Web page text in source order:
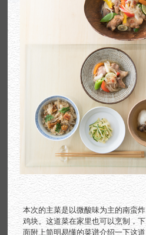
本次的主菜是以微酸味为主的南蛮炸
鸡块。 这道菜在家里也可以烹制，下
面附上简明易懂的菜谱介绍一下这道